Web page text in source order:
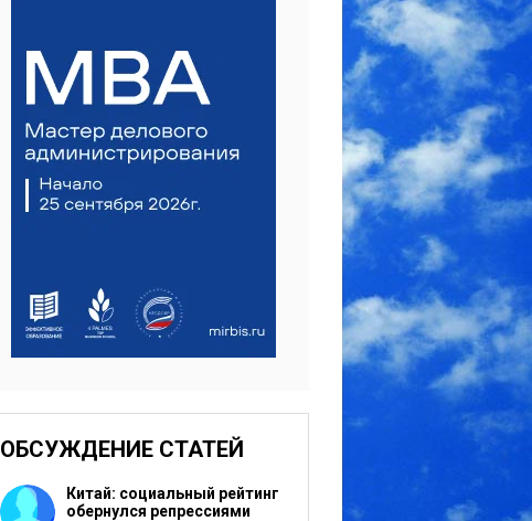
ОБСУЖДЕНИЕ СТАТЕЙ
Китай: социальный рейтинг
обернулся репрессиями